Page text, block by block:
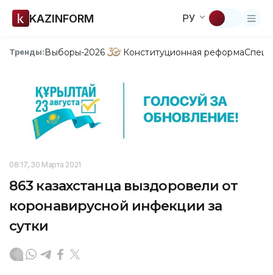
KAZINFORM РУ
Тренды:Выборы-2026 Конституционная реформа
08:17, 30 Марта 2021
863 казахстанца выздоровели от
коронавирусной инфекции за
сутки